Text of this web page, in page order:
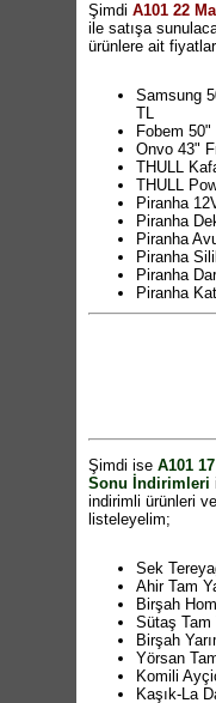
Şimdi A101 22
ile satışa
ürünlere ait
Samsung
TL
Fobem
Onvo 43"
THULL
THULL
Piranha
Piranha
Piranha
Piranha
Piranha
Piranha
Piranha
Sinbo Yağ
Baskül 349
Kiwi Cam
Arzum
Range
Yastık
Tek Kişilik
Çift Kişilik
Kadın
Kadın
Kadın
Dikişsiz
Penti Yaz
Kadın
Şimdi ise A101
Sonu İndirimleri
indirimli ürünleri
listeleyelim;
Sek
Ahir Tam
Birşah
Sütaş Tam
Birşah
Yörsan
Komili
Kaşık-La